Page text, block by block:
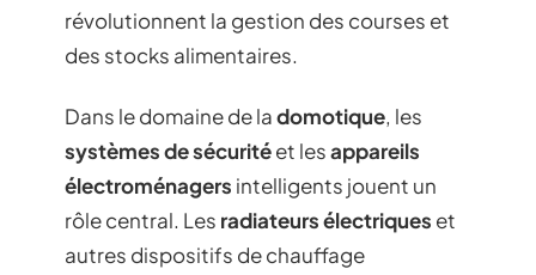
révolutionnent la gestion des courses et
des stocks alimentaires.
Dans le domaine de ladomotique, les
systèmes de sécuritéet lesappareils
électroménagers intelligents jouent un
rôle central. Les radiateurs électriques et
autres dispositifs de chauffage